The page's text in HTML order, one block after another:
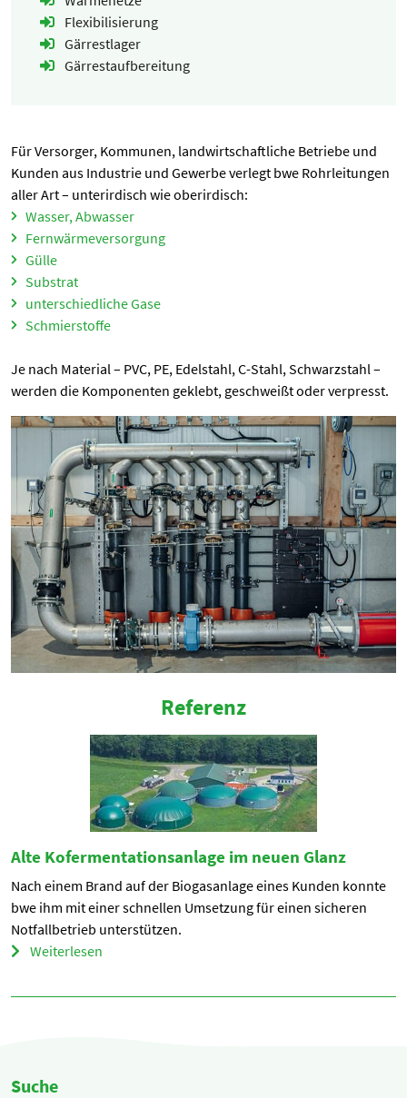
Flexibilisierung
Gärrestlager
Gärrestaufbereitung
Für Versorger, Kommunen, landwirtschaftliche Betriebe und
Kunden aus Industrie und Gewerbe verlegt bwe Rohrleitungen
aller Art – unterirdisch wie oberirdisch:
Wasser, Abwasser
Fernwärmeversorgung
Gülle
Substrat
unterschiedliche Gase
Schmierstoffe
Je nach Material – PVC, PE, Edelstahl, C-Stahl, Schwarzstahl –
werden die Komponenten geklebt, geschweißt oder verpresst.
Referenz
Alte Kofermentationsanlage im neuen Glanz
Nach einem Brand auf der Biogasanlage eines Kunden konnte
bwe ihm mit einer schnellen Umsetzung für einen sicheren
Notfallbetrieb unterstützen.
Weiterlesen
Suche
Cookie Laufzeit:
Statistik Cookies erfassen Informationen anonym.
Diese Informationen helfen uns zu verstehen, wie
unsere Besucher unsere Website nutzen.
Google Tag Manager und Google
Marketing Cookies werden von Drittanbietern
verwendet, um personalisierte Werbung
Websites hinweg verfolgen.
Facebook Pixel
EXTERNE MEDIEN
Um Inhalte von Videoplattformen und Social Media
Plattformen anzeigen zu können, werden von
diesen externen Medien Cookies gesetzt.